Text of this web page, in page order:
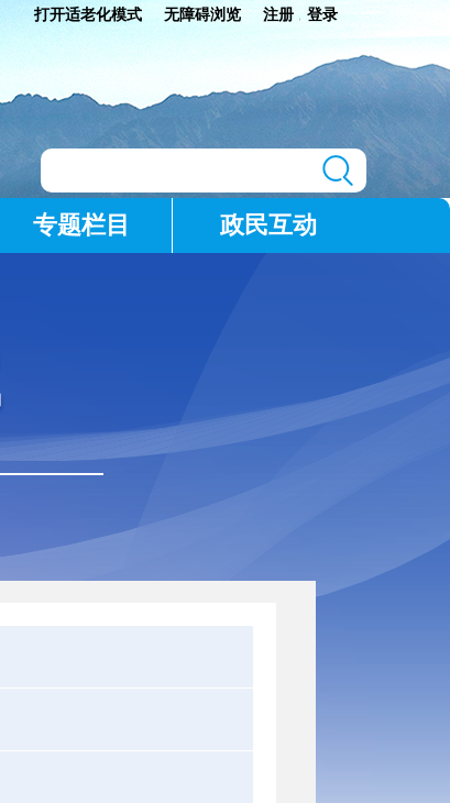
打开适老化模式 无障碍浏览 注册 登录
专题栏目 政民互动